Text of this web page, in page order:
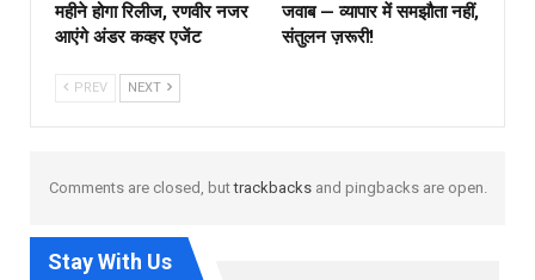
महीने होगा रिलीज, रणवीर नजर
आएंगे अंडर कव्हर एजेंट
जवाब — व्यापार में समझौता नहीं,
संतुलन ज़रूरी!
PREV NEXT
Comments are closed, buttrackbacksand pingbacks are open.
Stay With Us